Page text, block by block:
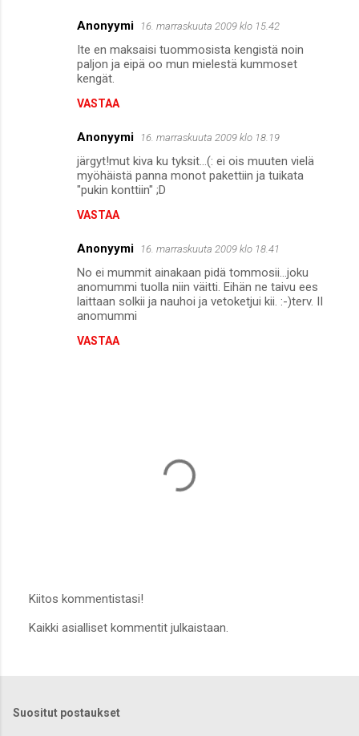
Anonyymi 16. marraskuuta 2009 klo 15.42
Ite en maksaisi tuommosista kengistä noin
paljon ja eipä oo mun mielestä kummoset
kengät.
VASTAA
Anonyymi 16. marraskuuta 2009 klo 18.19
järgyt!mut kiva ku tyksit...(: ei ois muuten vielä
myöhäistä panna monot pakettiin ja tuikata
"pukin konttiin" ;D
VASTAA
Anonyymi 16. marraskuuta 2009 klo 18.41
No ei mummit ainakaan pidä tommosii...joku
anomummi tuolla niin väitti. Eihän ne taivu ees
laittaan solkii ja nauhoi ja vetoketjui kii. :-)terv. II
anomummi
VASTAA
ä
o
Kiitos kommentistasi!
Kaikki asialliset kommentit julkaistaan.
Suositut postaukset